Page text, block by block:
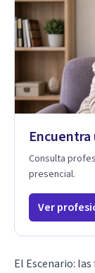
Consulta
presencial.
Ver
El Escenario: